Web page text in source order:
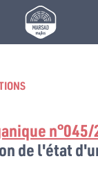
n°045/
de l'état